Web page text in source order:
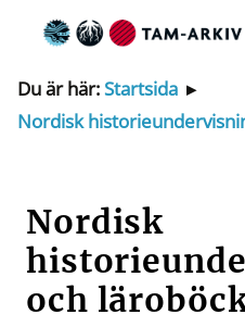
Huvudnavigering
Du är här:Startsida ▸
Nordisk
Nordisk
och